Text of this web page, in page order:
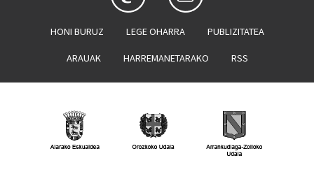
HONI BURUZ LEGE OHARRA PUBLIZITATEA
ARAUAK HARREMANETARAKO RSS